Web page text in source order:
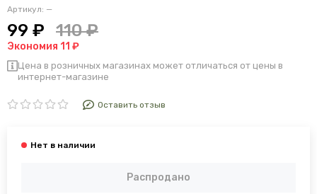
Артикул: —
99 ₽ 110 ₽
Экономия 11 ₽
Цена в розничных магазинах может отличаться от цены в
интернет-магазине
Оставить отзыв
Распродано